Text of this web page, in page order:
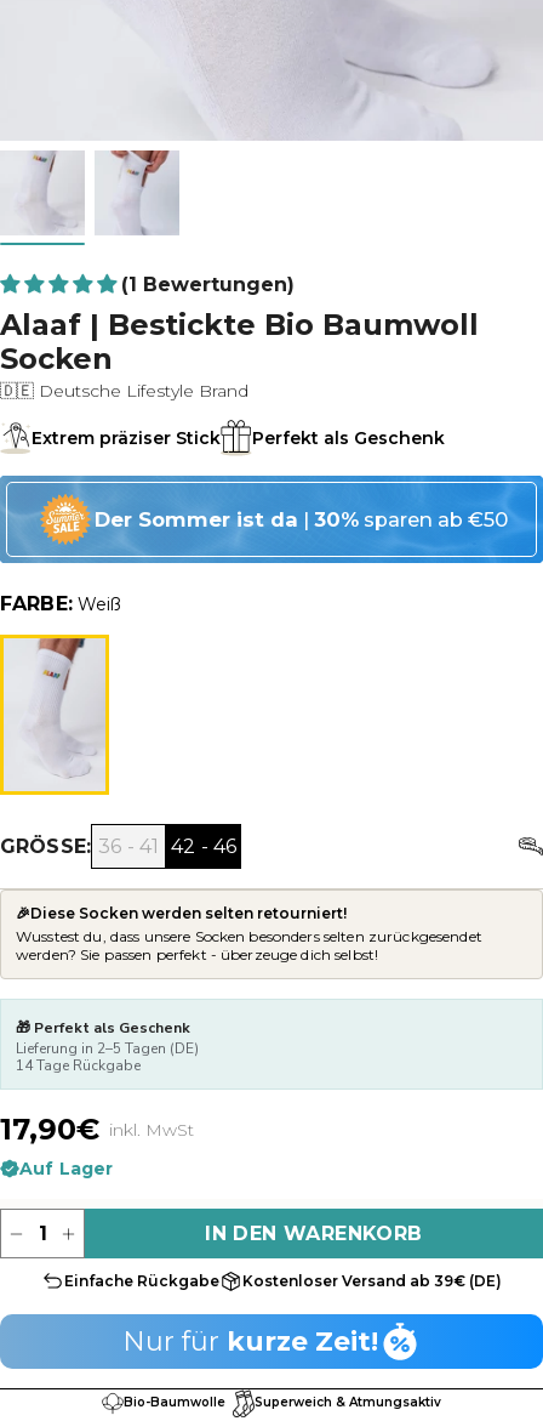
(1 Bewertungen)
Alaaf | Bestickte Bio Baumwoll
Socken
🇩🇪 Deutsche Lifestyle Brand
Extrem präziser Stick Perfekt als Geschenk
Der Sommer ist da | 30%sparen ab €50
FARBE: Weiß
GRÖSSE: 36 - 41 42 - 46
🎉Diese Socken werden selten retourniert!
Wusstest du, dass unsere Socken besonders selten zurückgesendet
werden? Sie passen perfekt - überzeuge dich selbst!
🎁 Perfekt als Geschenk
Lieferung in 2–5 Tagen (DE)
14 Tage Rückgabe
17,90€ inkl. MwSt
Auf Lager
IN DEN WARENKORB
Einfache Rückgabe Kostenloser Versand ab 39€ (DE)
Nur für kurze Zeit!
Bio-Baumwolle Superweich & Atmungsaktiv